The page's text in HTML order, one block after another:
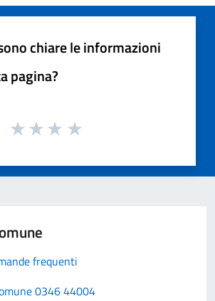
chiare le informazioni
pagina?
frequenti
0346 44004